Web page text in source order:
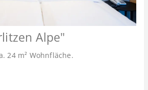
Alpe"
24 m² Wohnfläche.